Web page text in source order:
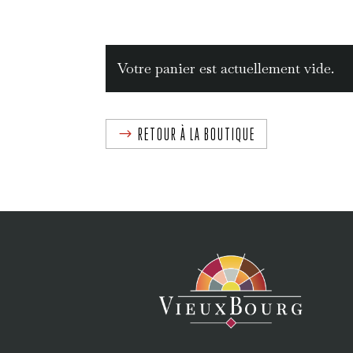
Votre panier est actuellement vide.
RETOUR À LA BOUTIQUE